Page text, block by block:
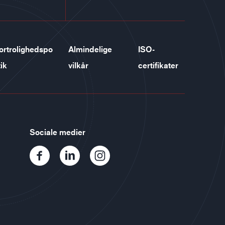
Almindelige
vilkår
ISO-
certifikater
Sociale medier